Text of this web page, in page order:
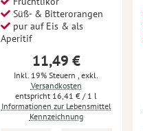
Süß- & Bitterorangen
pur auf Eis & als
Aperitif
11,49 €
Inkl. 19% Steuern, exkl.
Versandkosten
16,41 € / 1 l
Informationen zur Lebensmittel
Kennzeichnung